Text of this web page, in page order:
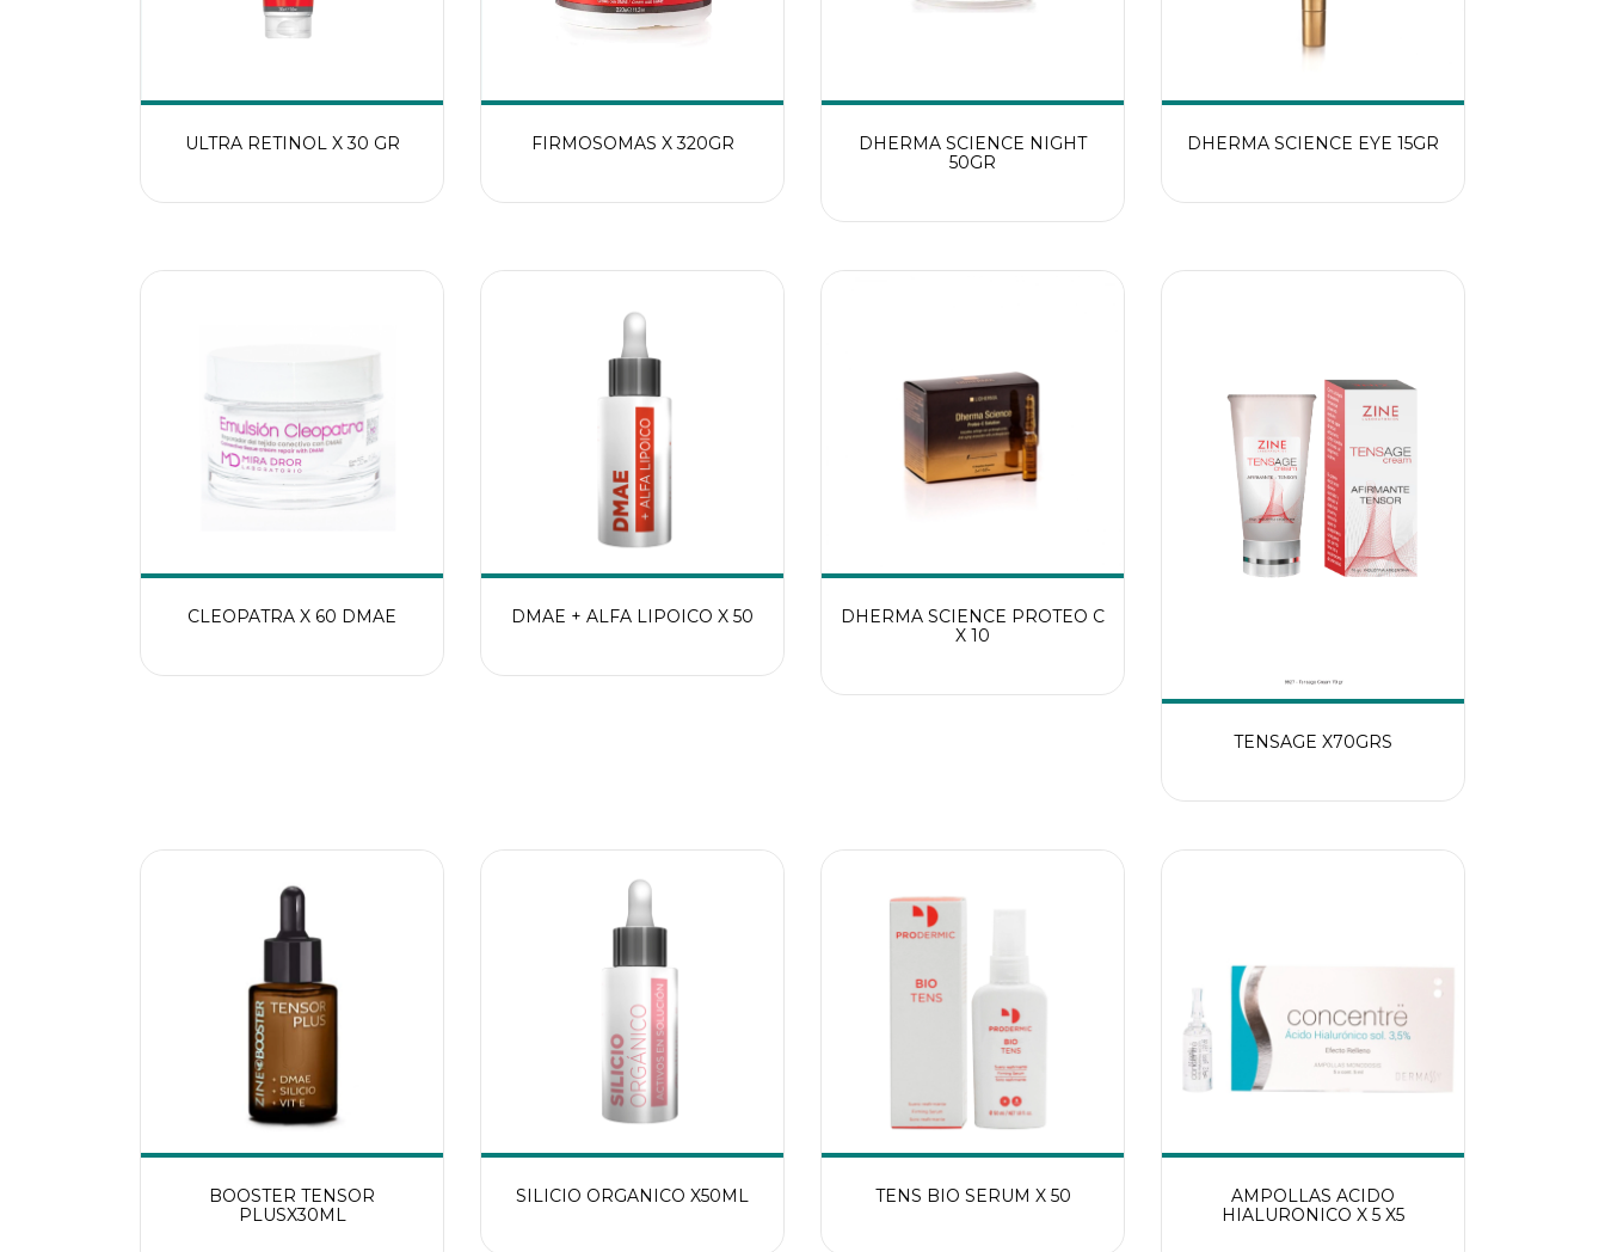
ULTRA RETINOL X 30 GR FIRMOSOMAS X 320GR
DHERMA SCIENCE NIGHT
50GR
DHERMA SCIENCE EYE 15GR
CLEOPATRA X 60 DMAE DMAE + ALFA LIPOICO X 50
DHERMA SCIENCE PROTEO C
X 10
TENSAGE X70GRS
BOOSTER TENSOR
PLUSX30ML
SILICIO ORGANICO X50ML TENS BIO SERUM X 50
AMPOLLAS ACIDO
HIALURONICO X 5 X5